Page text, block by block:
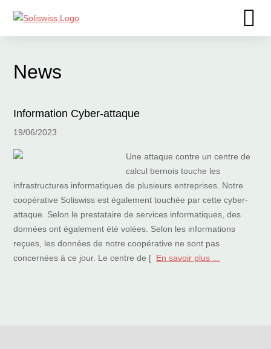
News
Information Cyber-attaque
19/06/2023
Une attaque contre un centre de
calcul bernois touche les
infrastructures informatiques de plusieurs entreprises. Notre
coopérative Soliswiss est également touchée par cette cyber-
attaque. Selon le prestataire de services informatiques, des
données ont également été volées. Selon les informations
reçues, les données de notre coopérative ne sont pas
concernées à ce jour. Le centre de [ En savoir plus ...